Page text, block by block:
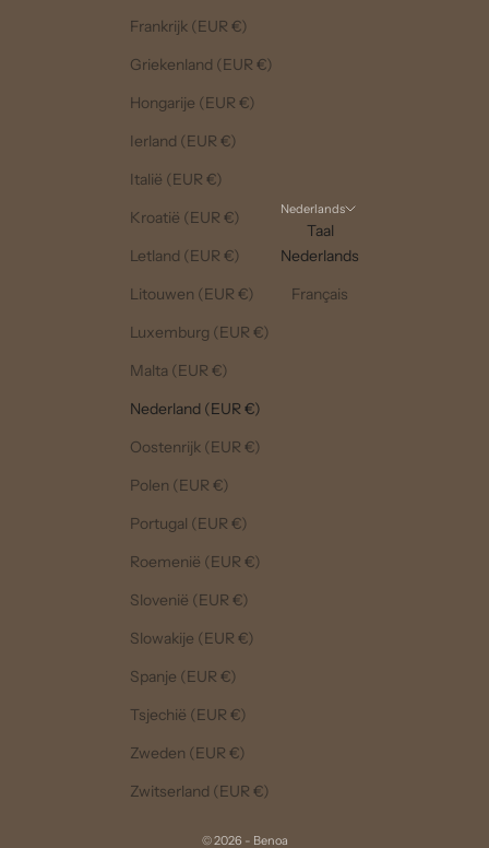
Frankrijk (EUR €)
Griekenland (EUR €)
Hongarije (EUR €)
Ierland (EUR €)
Italië (EUR €)
Kroatië (EUR €)
Letland (EUR €)
Litouwen (EUR €)
Luxemburg (EUR €)
Malta (EUR €)
Nederland (EUR €)
Oostenrijk (EUR €)
Polen (EUR €)
Portugal (EUR €)
Roemenië (EUR €)
Slovenië (EUR €)
Slowakije (EUR €)
Spanje (EUR €)
Tsjechië (EUR €)
Zweden (EUR €)
Zwitserland (EUR €)
Nederlands
Taal
Nederlands
Français
© 2026 - Benoa